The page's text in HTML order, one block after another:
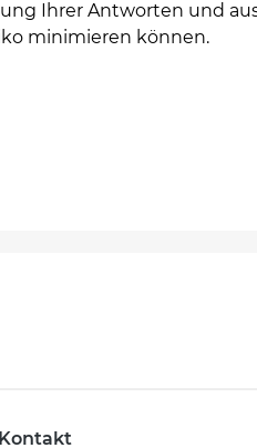
Ihrer Antworten und
minimieren können.